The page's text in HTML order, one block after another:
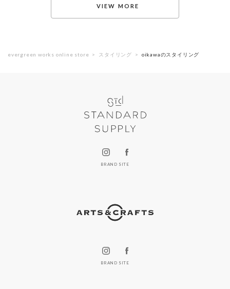
evergreen works online store スタイリング oikawaのスタイリング
BRAND SITE
BRAND SITE